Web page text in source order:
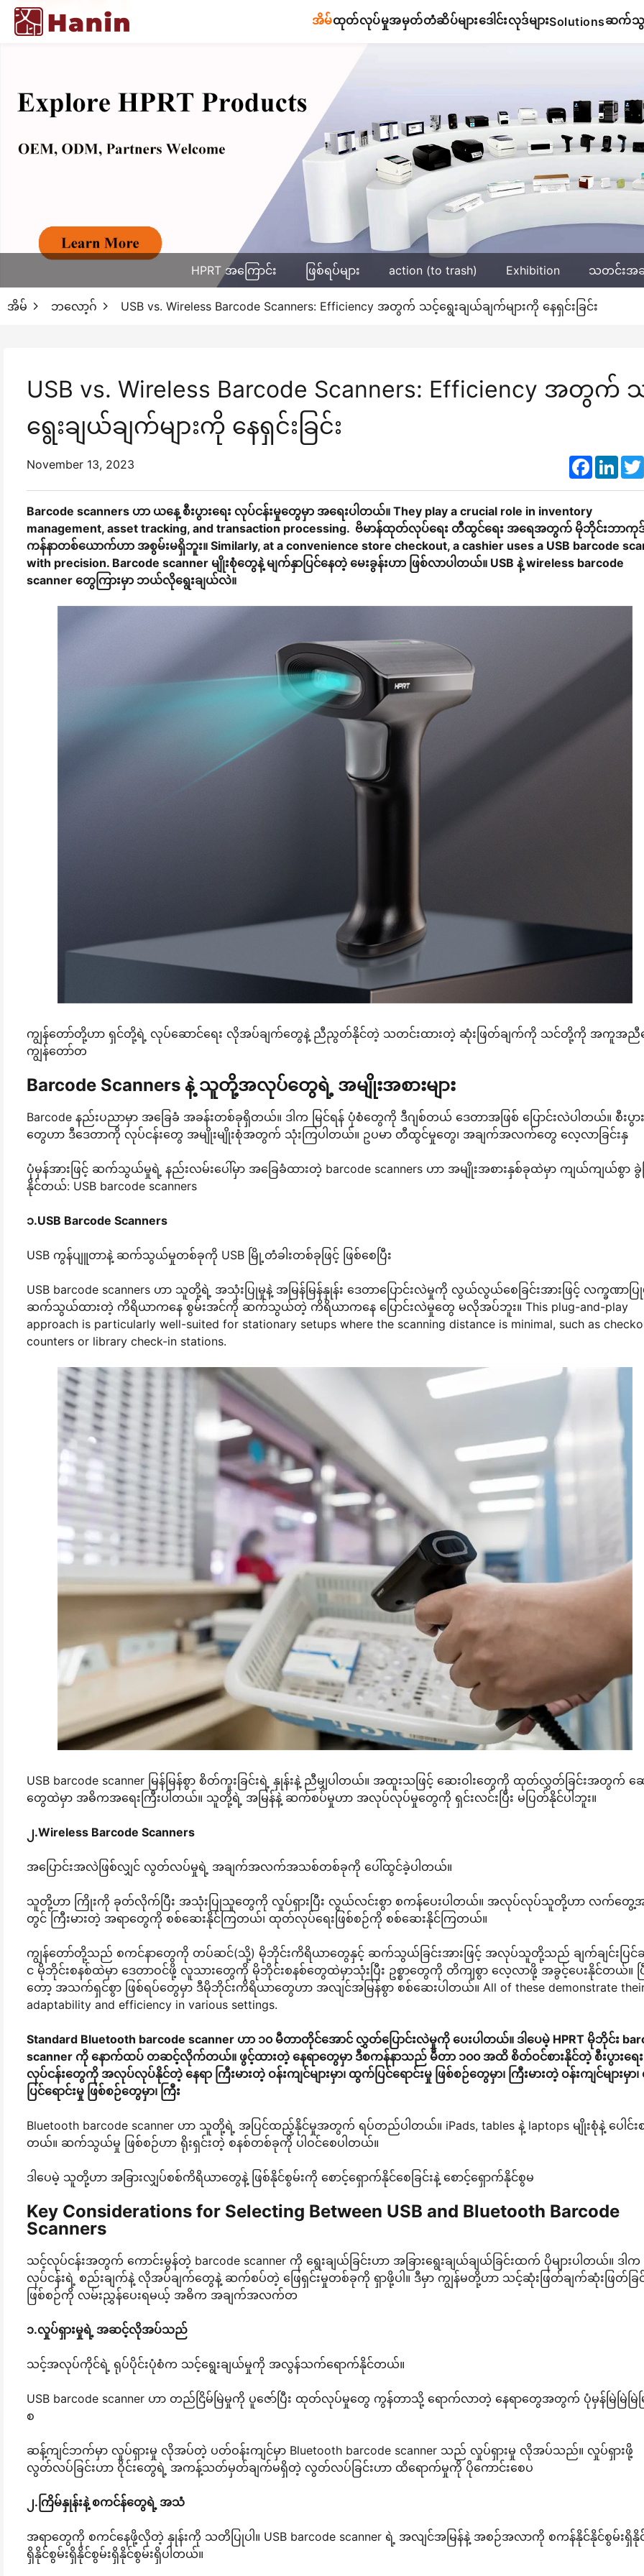
အိမ်ထုတ်လုပ်မှုအမှတ်တံဆိပ်များဒေါင်းလုဒ်များSolutionsဆက်
HPRT အကြောင်း ဖြစ်ရပ်များ action (to trash) Exhibition သတင်းအ
အိမ် ဘလော့ဂ် USB vs. Wireless Barcode Scanners: Efficiency အတွက် သင့်ရွေးချယ်ချက်များကို နေရှင်းခြင်း
USB vs. Wireless Barcode Scanners: Efficiency အတွက်
ရွေးချယ်ချက်များကို နေရှင်းခြင်း
November 13, 2023 Facebook
Barcode scanners ဟာ ယနေ့ စီးပွားရေး လုပ်ငန်းမှုတွေမှာ အရေးပါတယ်။ They play a crucial role in inventory
management, asset tracking, and transaction processing. ဗိမာန်ထုတ်လုပ်ရေး တီထွင်ရေး အရေအတွက် မိုဘိုင်းဘာ
ကန်နာတစ်ယောက်ဟာ အစွမ်းမရှိဘူး။ Similarly, at a convenience store checkout, a cashier uses a USB barcode
with precision. Barcode scanner မျိုးစုံတွေနဲ့ မျက်နှာပြင်နေတဲ့ မေးခွန်းဟာ ဖြစ်လာပါတယ်။ USB နဲ့ wireless barcode
scanner တွေကြားမှာ ဘယ်လိုရွေးချယ်လဲ။
ကျွန်တော်တို့ဟာ ရှင်တို့ရဲ့ လုပ်ဆောင်ရေး လိုအပ်ချက်တွေနဲ့ ညီညွတ်နိုင်တဲ့ သတင်းထားတဲ့ ဆုံးဖြတ်ချက်ကို သင်တို့ကို အကူအညီပ
ကျွန်တော်တ
Barcode Scanners နဲ့ သူတို့အလုပ်တွေရဲ့ အမျိုးအစားများ
Barcode နည်းပညာမှာ အခြေခံ အခန်းတစ်ခုရှိတယ်။ ဒါက မြင်ရန် ပုံစံတွေကို ဒီဂျစ်တယ် ဒေတာအဖြစ် ပြောင်းလဲပါတယ်။ စီးပွား
တွေဟာ ဒီဒေတာကို လုပ်ငန်းတွေ အမျိုးမျိုးစုံအတွက် သုံးကြပါတယ်။ ဥပမာ တီထွင်မှုတွေ၊ အချက်အလက်တွေ လေ့လာခြင်းနှ
ပုံမှန်အားဖြင့် ဆက်သွယ်မှုရဲ့ နည်းလမ်းပေါ်မှာ အခြေခံထားတဲ့ barcode scanners ဟာ အမျိုးအစားနှစ်ခုထဲမှာ ကျယ်ကျယ်စွာ ခွဲခ
နိုင်တယ်: USB barcode scanners
၁.USB Barcode Scanners
USB ကွန်ပျူတာနဲ့ ဆက်သွယ်မှုတစ်ခုကို USB မြို့တံခါးတစ်ခုဖြင့် ဖြစ်စေပြီး
USB barcode scanners ဟာ သူတို့ရဲ့ အသုံးပြုမှုနဲ့ အမြန်မြန်နှုန်း ဒေတာပြောင်းလဲမှုကို လွယ်လွယ်စေခြင်းအားဖြင့် လက္ခဏာပြု
ဆက်သွယ်ထားတဲ့ ကိရိယာကနေ စွမ်းအင်ကို ဆက်သွယ်တဲ့ ကိရိယာကနေ ပြောင်းလဲမှုတွေ မလိုအပ်ဘူး။ This plug-and-play
approach is particularly well-suited for stationary setups where the scanning distance is minimal, such as
counters or library check-in stations.
USB barcode scanner မြန်မြန်စွာ စိတ်ကူးခြင်းရဲ့ နှုန်းနဲ့ ညီမျှပါတယ်။ အထူးသဖြင့် ဆေးဝါးတွေကို ထုတ်လွှတ်ခြင်းအတွက် ဆေ
တွေထဲမှာ အဓိကအရေးကြီးပါတယ်။ သူတို့ရဲ့ အမြန်နဲ့ ဆက်စပ်မှုဟာ အလုပ်လုပ်မှုတွေကို ရှင်းလင်းပြီး မပြတ်နိုင်ပါဘူး။
၂.Wireless Barcode Scanners
အပြောင်းအလဲဖြစ်လျှင် လွတ်လပ်မှုရဲ့ အချက်အလက်အသစ်တစ်ခုကို ပေါ်ထွင်ခဲ့ပါတယ်။
သူတို့ဟာ ကြိုးကို ခုတ်လိုက်ပြီး အသုံးပြုသူတွေကို လှုပ်ရှားပြီး လွယ်လင်းစွာ စကန်ပေးပါတယ်။ အလုပ်လုပ်သူတို့ဟာ လက်တွေ့အ
တွင် ကြီးမားတဲ့ အရာတွေကို စစ်ဆေးနိုင်ကြတယ်၊ ထုတ်လုပ်ရေးဖြစ်စဉ်ကို စစ်ဆေးနိုင်ကြတယ်။
ကျွန်တော်တို့သည် စကင်နာတွေကို တပ်ဆင်(သို့) မိုဘိုင်းကိရိယာတွေနှင့် ဆက်သွယ်ခြင်းအားဖြင့် အလုပ်သူတို့သည် ချက်ချင်းပြင်
င မိုဘိုင်းစနစ်ထဲမှာ ဒေတာဝင်ဖို့ လူသားတွေကို မိုဘိုင်းစနစ်တွေထဲမှာသုံးပြီး ဥစ္စာတွေကို တိကျစွာ လေ့လာဖို့ အခွင့်ပေးနိုင်တယ်။ ပ
တော့ အသက်ရှင်စွာ ဖြစ်ရပ်တွေမှာ ဒီမိုဘိုင်းကိရိယာတွေဟာ အလျင်အမြန်စွာ စစ်ဆေးပါတယ်။ All of these demonstrate
adaptability and efficiency in various settings.
Standard Bluetooth barcode scanner ဟာ ၁၀ မီတာတိုင်အောင် လွှတ်ပြောင်းလဲမှုကို ပေးပါတယ်။ ဒါပေမဲ့ HPRT မိုဘိုင်း
scanner ကို နောက်ထပ် တဆင့်လိုက်တယ်။ ဖွင့်ထားတဲ့ နေရာတွေမှာ ဒီစကန်နာသည် မီတာ ၁၀၀ အထိ စိတ်ဝင်စားနိုင်တဲ့ စီးပွားရေး
လုပ်ငန်းတွေကို အလုပ်လုပ်နိုင်တဲ့ နေရာ ကြီးမားတဲ့ ဝန်းကျင်များမှာ၊ ထွက်ပြင်ရောင်းမှု ဖြစ်စဉ်တွေမှာ၊ ကြီးမားတဲ့ ဝန်းကျင်များမှ
ပြင်ရောင်းမှု ဖြစ်စဉ်တွေမှာ၊ ကြီး
Bluetooth barcode scanner ဟာ သူတို့ရဲ့ အပြင်ထည့်နိုင်မှုအတွက် ရပ်တည်ပါတယ်။ iPads, tables နဲ့ laptops မျိုးစုံနဲ့ ပေါင်း
တယ်။ ဆက်သွယ်မှု ဖြစ်စဉ်ဟာ ရိုးရှင်းတဲ့ စနစ်တစ်ခုကို ပါဝင်စေပါတယ်။
ဒါပေမဲ့ သူတို့ဟာ အခြားလျှပ်စစ်ကိရိယာတွေနဲ့ ဖြစ်နိုင်စွမ်းကို စောင့်ရှောက်နိုင်စေခြင်းနဲ့ စောင့်ရှောက်နိုင်စွမ
Key Considerations for Selecting Between USB and Bluetooth Barcode
Scanners
သင့်လုပ်ငန်းအတွက် ကောင်းမွန်တဲ့ barcode scanner ကို ရွေးချယ်ခြင်းဟာ အခြားရွေးချယ်ချယ်ခြင်းထက် ပိုများပါတယ်။ ဒါ
လုပ်ငန်းရဲ့ စည်းချက်နဲ့ လိုအပ်ချက်တွေနဲ့ ဆက်စပ်တဲ့ ဖြေရှင်းမှုတစ်ခုကို ရှာဖို့ပါ။ ဒီမှာ ကျွန်မတို့ဟာ သင့်ဆုံးဖြတ်ချက်ဆုံးဖြတ်ခြ
ဖြစ်စဉ်ကို လမ်းညွှန်ပေးရမယ့် အဓိက အချက်အလက်တ
၁.လှုပ်ရှားမှုရဲ့ အဆင့်လိုအပ်သည်
သင့်အလုပ်ကိုင်ရဲ့ ရုပ်ပိုင်းပုံစံက သင့်ရွေးချယ်မှုကို အလွန်သက်ရောက်နိုင်တယ်။
USB barcode scanner ဟာ တည်ငြိမ်မြဲမှုကို ပူဇော်ပြီး ထုတ်လုပ်မှုတွေ ကွန်တာသို့ ရောက်လာတဲ့ နေရာတွေအတွက် ပုံမှန်မြဲမြဲမြဲမြဲ
စ
ဆန့်ကျင်ဘက်မှာ လှုပ်ရှားမှု လိုအပ်တဲ့ ပတ်ဝန်းကျင်မှာ Bluetooth barcode scanner သည် လှုပ်ရှားမှု လိုအပ်သည်။ လှုပ်ရှားဖို့
လွတ်လပ်ခြင်းဟာ ဝိုင်းတွေရဲ့ အကန့်သတ်မှတ်ချက်မရှိတဲ့ လွတ်လပ်ခြင်းဟာ ထိရောက်မှုကို ပိုကောင်းစေပ
၂.ကြိမ်နှုန်းနဲ့ စကင်န်တွေရဲ့ အသံ
အရာတွေကို စကင်နေဖို့လိုတဲ့ နှုန်းကို သတိပြုပါ။ USB barcode scanner ရဲ့ အလျင်အမြန်နဲ့ အစဉ်အလာကို စကန်နိုင်နိုင်စွမ်းရှိနို
ရှိနိုင်စွမ်းရှိနိုင်စွမ်းရှိနိုင်စွမ်းရှိပါတယ်။